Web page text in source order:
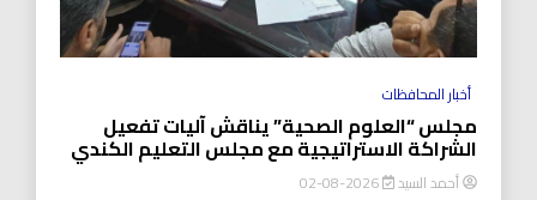
أخبار المحافظات
مجلس “العلوم الصحية” يناقش آليات تفعيل
الشراكة الاستراتيجية مع مجلس التعليم الكندي
أحمد السيد 2026-08-02